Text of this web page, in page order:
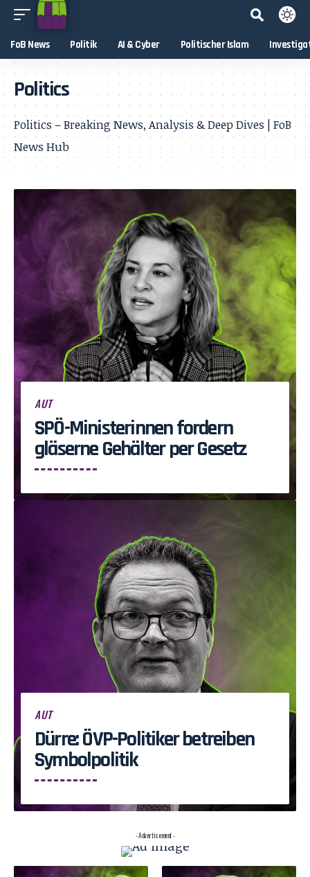
FoB News Politik AI & Cyber Politischer Islam
Politics
Politics – Breaking News, Analysis & Deep Dives | FoB
News Hub
AUT
SPÖ-Ministerinnen fordern
gläserne Gehälter per Gesetz
AUT
Dürre: ÖVP-Politiker betreiben
Symbolpolitik
- Advertisement -